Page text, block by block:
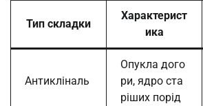
Тип складки
Характерист
ика
Антикліналь
Опукла дого
ри, ядро ста
ріших порід